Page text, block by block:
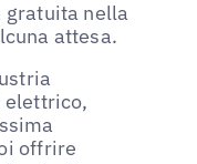
gratuita nella
attesa.
elettrico,
offrire